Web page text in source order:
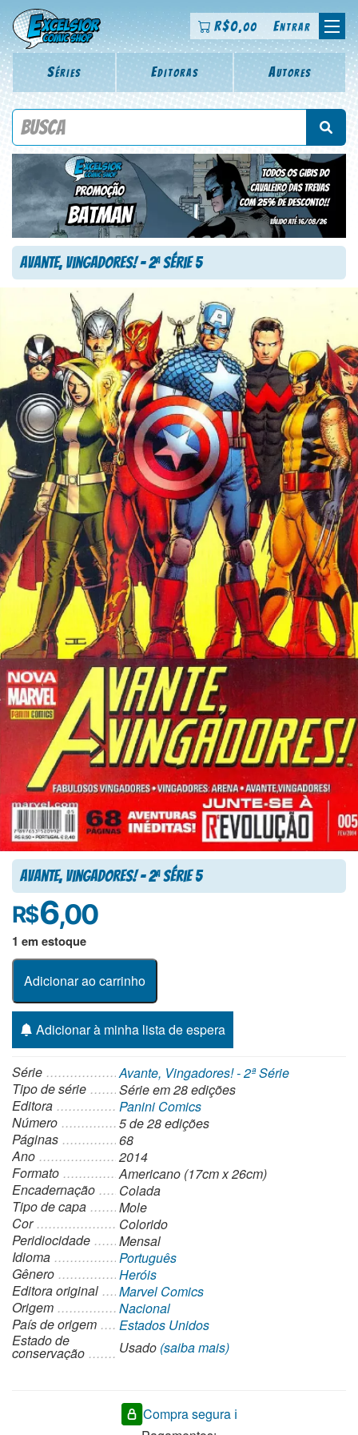
R$0,00 Entrar
Séries Editoras Autores
Procure por título da revista, personagem, série, escritor,
Avante, Vingadores! – 2aSérie 5
Avante, Vingadores! – 2aSérie 5
R$6,00
1 em estoque
Adicionar ao carrinho
Adicionar à minha lista de espera
Série
Avante, Vingadores! - 2ª Série
Tipo de série
Sérieem 28 edições
Editora
Panini Comics
Número
5 de 28 edições
Páginas
68
Ano
2014
Formato
Americano (17cm x 26cm)
Encadernação
Colada
Tipo de capa
Mole
Cor
Colorido
Peridiocidade
Mensal
Idioma
Português
Gênero
Heróis
Editora original
Marvel Comics
Origem
Nacional
País de origem
Estados Unidos
Estado de
conservação Usado (saiba mais)
Compra segura ℹ️